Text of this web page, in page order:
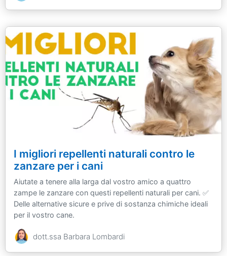
I migliori repellenti naturali contro le
zanzare per i cani
Aiutate a tenere alla larga dal vostro amico a quattro
zampe le zanzare con questi repellenti naturali per cani. ✅
Delle alternative sicure e prive di sostanza chimiche ideali
per il vostro cane.
dott.ssa Barbara Lombardi